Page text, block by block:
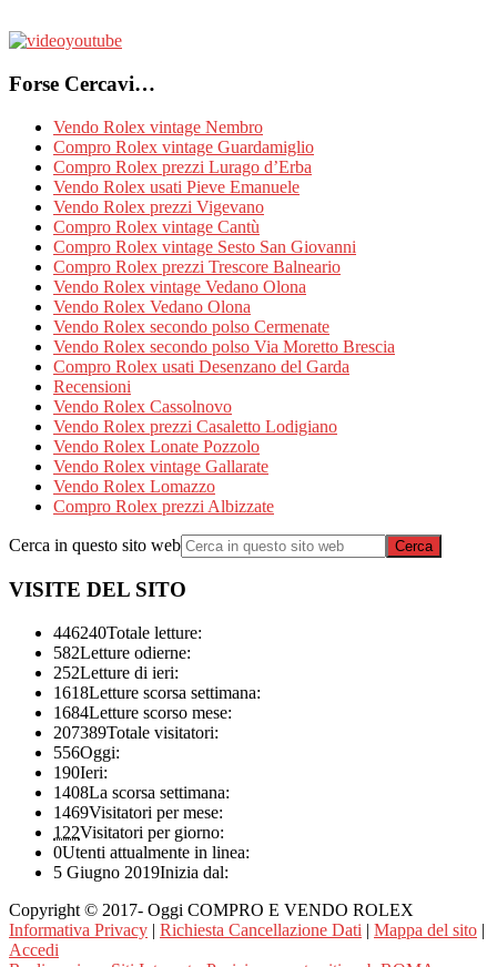
Forse Cercavi…
Vendo Rolex vintage Nembro
Compro Rolex vintage Guardamiglio
Compro Rolex prezzi Lurago d’Erba
Vendo Rolex usati Pieve Emanuele
Vendo Rolex prezzi Vigevano
Compro Rolex vintage Cantù
Compro Rolex vintage Sesto San Giovanni
Compro Rolex prezzi Trescore Balneario
Vendo Rolex vintage Vedano Olona
Vendo Rolex Vedano Olona
Vendo Rolex secondo polso Cermenate
Vendo Rolex secondo polso Via Moretto Brescia
Compro Rolex usati Desenzano del Garda
Recensioni
Vendo Rolex Cassolnovo
Vendo Rolex prezzi Casaletto Lodigiano
Vendo Rolex Lonate Pozzolo
Vendo Rolex vintage Gallarate
Vendo Rolex Lomazzo
Compro Rolex prezzi Albizzate
Cerca in questo sito web
VISITE DEL SITO
446240Totale letture:
582Letture odierne:
252Letture di ieri:
1618Letture scorsa settimana:
1684Letture scorso mese:
207389Totale visitatori:
556Oggi:
190Ieri:
1408La scorsa settimana:
1469Visitatori per mese:
122Visitatori per giorno:
0Utenti attualmente in linea:
5 Giugno 2019Inizia dal:
Copyright © 2017- Oggi COMPRO E VENDO ROLEX
Informativa Privacy | Richiesta Cancellazione Dati | Mappa del sito |
Accedi